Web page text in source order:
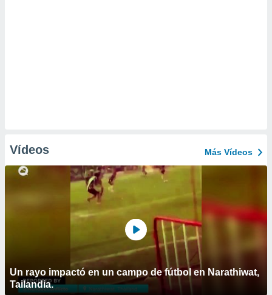
Vídeos Más Vídeos
Un rayo impactó en un campo de fútbol en Narathiwat,
Tailandia.